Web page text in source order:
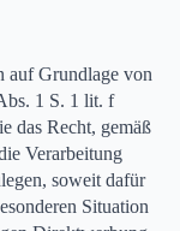
auf Grundlage von
1 S. 1 lit. f
das Recht, gemäß
Verarbeitung
soweit dafür
Situation